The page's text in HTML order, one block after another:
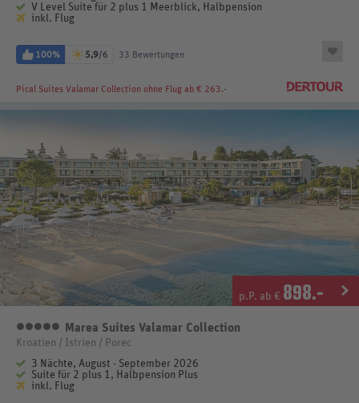
V Level Suite für 2 plus 1 Meerblick, Halbpension
inkl. Flug
100% 5,9/6 33 Bewertungen
Pical Suites Valamar Collection ohne Flug ab € 263.-
p.P. ab € 898.-
5 Sterne
Marea Suites Valamar Collection
Kroatien / Istrien / Porec
3 Nächte, August - September 2026
Suite für 2 plus 1, Halbpension Plus
inkl. Flug